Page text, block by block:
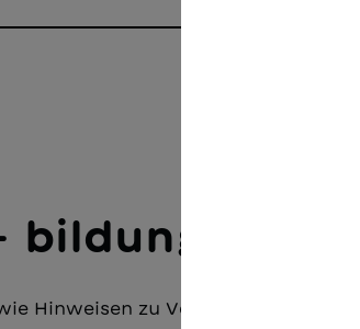
bildung
Hinweisen zu Veranstaltungen und